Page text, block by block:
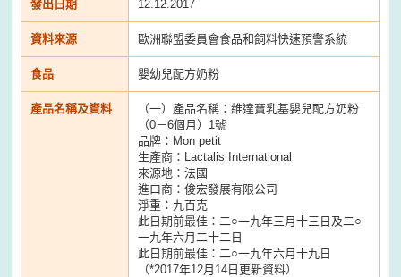
發出日期 12.12.2017
資料來源 歐洲聯盟委員會食品和飼料快速預警系統
食品 嬰幼兒配方奶粉
產品名稱及資料
（一）產品名稱：維達寶乳基嬰兒配方奶粉
（0－6個月）1號
品牌：Mon petit
生產商：Lactalis International
來源地：法國
進口商：俊宏發展有限公司
淨重：九百克
此日期前最佳：二○一九年三月十三日及二○
一九年六月二十二日
此日期前最佳：二○一九年六月十九日
（*2017年12月14日更新資料）